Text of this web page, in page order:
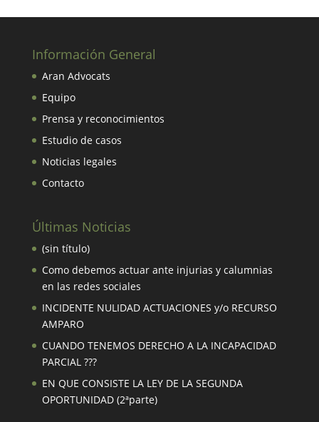
Información General
Aran Advocats
Equipo
Prensa y reconocimientos
Estudio de casos
Noticias legales
Contacto
Últimas Noticias
(sin título)
Como debemos actuar ante injurias y calumnias
en las redes sociales
INCIDENTE NULIDAD ACTUACIONES y/o RECURSO
AMPARO
CUANDO TENEMOS DERECHO A LA INCAPACIDAD
PARCIAL ???
EN QUE CONSISTE LA LEY DE LA SEGUNDA
OPORTUNIDAD (2ªparte)